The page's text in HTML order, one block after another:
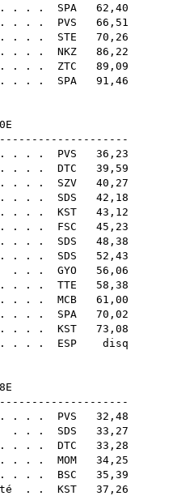
. . . SPA 62,40
. . . PVS 66,51
. . . STE 70,26
. . . NKZ 86,22
. . . ZTC 89,09
. . . SPA 91,46
. . . PVS 36,23
. . . DTC 39,59
. . . SZV 40,27
. . . SDS 42,18
. . . KST 43,12
. . . FSC 45,23
. . . SDS 48,38
. . . SDS 52,43
. . . GYO 56,06
. . . TTE 58,38
. . . MCB 61,00
. . . SPA 70,02
. . . KST 73,08
. . . ESP disq
. . . PVS 32,48
. . . SDS 33,27
. . . DTC 33,28
. . . MOM 34,25
. . . BSC 35,39
. . KST 37,26